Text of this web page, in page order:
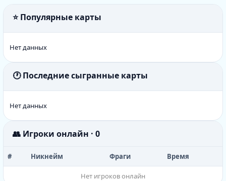
⭐ Популярные карты
Нет данных
🕐 Последние сыгранные карты
Нет данных
👥 Игроки онлайн · 0
# Никнейм Фраги Время
Нет игроков онлайн